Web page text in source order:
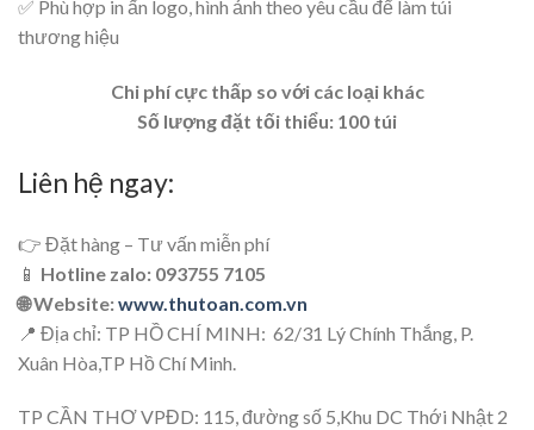
✅ Phù hợp in ấn logo, hình ảnh theo yêu cầu để làm túi
thương hiệu
Chi phí cực thấp so với các loại khác
Số lượng đặt tối thiểu: 100 túi
Liên hệ ngay:
👉 Đặt hàng – Tư vấn miễn phí
📱 Hotline zalo: 093755 7105
🌐 Website:www.thutoan.com.vn
📍 Địa chỉ: TP HỒ CHÍ MINH: 62/31 Lý Chính Thắng, P.
Xuân Hòa,TP Hồ Chí Minh.
TP CẦN THƠ VPĐD: 115, đường số 5,Khu DC Thới Nhật 2